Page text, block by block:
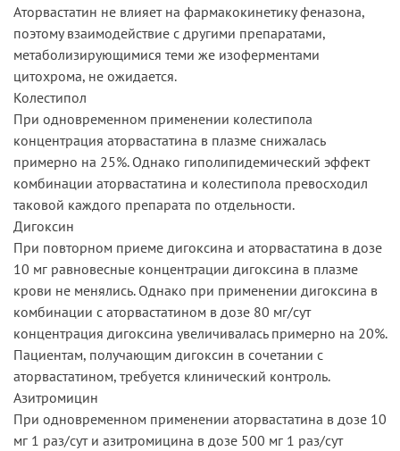
Аторвастатин не влияет на фармакокинетику феназона,
поэтому взаимодействие с другими препаратами,
метаболизирующимися теми же изоферментами
цитохрома, не ожидается.
Колестипол
При одновременном применении колестипола
концентрация аторвастатина в плазме снижалась
примерно на 25%. Однако гиполипидемический эффект
комбинации аторвастатина и колестипола превосходил
таковой каждого препарата по отдельности.
Дигоксин
При повторном приеме дигоксина и аторвастатина в дозе
10 мг равновесные концентрации дигоксина в плазме
крови не менялись. Однако при применении дигоксина в
комбинации с аторвастатином в дозе 80 мг/сут
концентрация дигоксина увеличивалась примерно на 20%.
Пациентам, получающим дигоксин в сочетании с
аторвастатином, требуется клинический контроль.
Азитромицин
При одновременном применении аторвастатина в дозе 10
мг 1 раз/сут и азитромицина в дозе 500 мг 1 раз/сут